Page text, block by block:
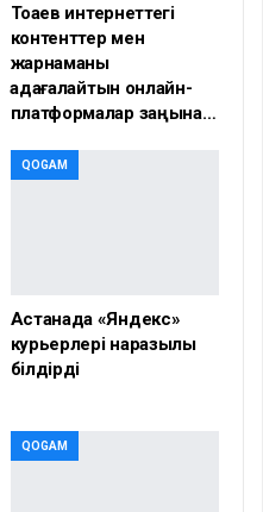
Тоқаев интернеттегі
контенттер мен
жарнаманы
қадағалайтын онлайн-
платформалар заңына…
QOGAM
Астанада «Яндекс»
курьерлері наразылық
білдірді
QOGAM